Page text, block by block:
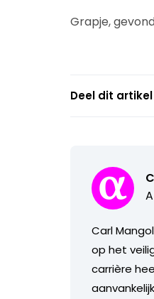
Grapje,
Deel dit artikel
Carl
op het
carrière